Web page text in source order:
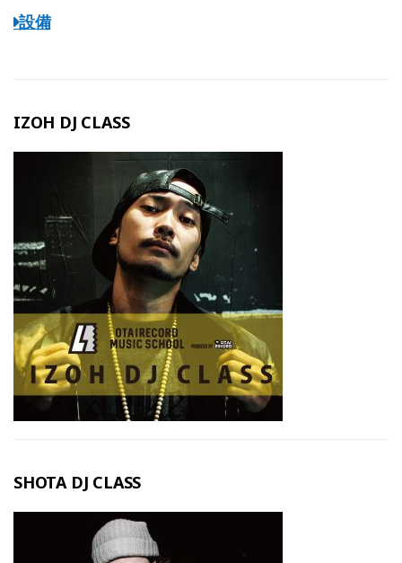
設備
IZOH DJ CLASS
SHOTA DJ CLASS